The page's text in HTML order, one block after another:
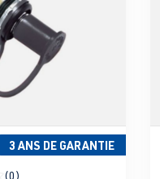
3 ANS DE GARANTIE
(0)